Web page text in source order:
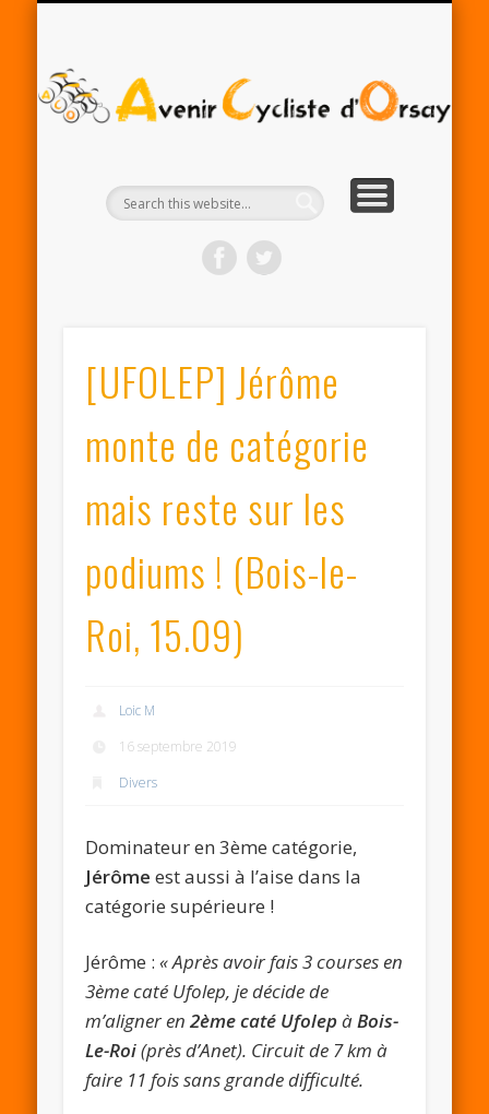
[UFOLEP] Jérôme
monte de catégorie
mais reste sur les
podiums ! (Bois-le-
Roi, 15.09)
Loic M
16 septembre 2019
Divers
Dominateur en 3ème catégorie,
Jérôme est aussi à l’aise dans la
catégorie supérieure !
Jérôme :« Après avoir fais 3 courses en
3ème caté Ufolep, je décide de
m’aligner en2ème caté UfolepàBois-
Le-Roi(près d’Anet). Circuit de 7 km à
faire 11 fois sans grande difficulté.